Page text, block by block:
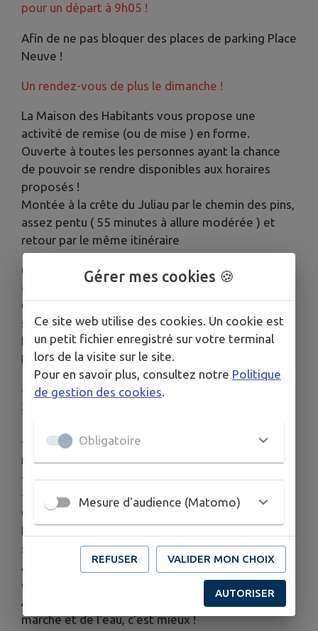
pour un départ à 9h05 !
Afin de ne pas bloquer des places de parking Place
Neuve !
Un rendez-vous de plus le dimanche !
La Maison des Habitants vous propose une
activité de remise (ou de mise ) en forme.
Ouverte à toutes les personnes ayant la chance
de pouvoir se rendre disponibles aux horaires
proposés !
Montée à la crête du Juliau par le chemin des pins,
assez pentu ( 55 minutes à allure modérée ) et
retour par le même itinéraire
( 45 minutes ) les mardis, les vendredis
dimanches à partir de janvier 2025
Considérer cette activité comme des "tours de
stade" et non comme une balade !
Rendez-vous à 9hdans le jardin de la Maison des
Habitants
arrêt de cars des Bragigous à partir de janvier
2025
- renforcement musculaire, gainage, cardio,
respiration, endurance...
- plaisir de voir, de sentir, d'entendre, de goûter ...
- rencontre, échange ...
Chacun à son rythme !
Pas d'engagement ( on peut se retrouver tout
seul ) !
Aucune obligation de résultat : on peut s'arrêter,
on peut faire demi-tour !
Avec ou sans bâtons mais avec des chaussures de
marche et de l'eau, c'est mieux !
Gérer mes cookies 🍪
Ce site web utilise des cookies. Un cookie est
un petit fichier enregistré sur votre terminal
lors de la visite sur le site.
Pour en savoir plus, consultez notre Politique
de gestion des cookies
Obligatoire
Mesure d'audience (Matomo)
REFUSER VALIDER MON CHOIX
AUTORISER